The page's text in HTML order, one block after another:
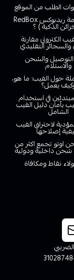
الطلب من الموقع
ما هي خدمة ريدبوكس RedBox
الذكية ) ؟
الكتروني مقارنة
التقليدي
والشحن
والاستلام
حول الفيب: ما هو،
يعمل؟
في استخدام
بأمان دليل الفيب
الشامل
لاحتراق الفيب
إصلاحها
اوتو تجمع اكثر من
نقاط ومكافاة